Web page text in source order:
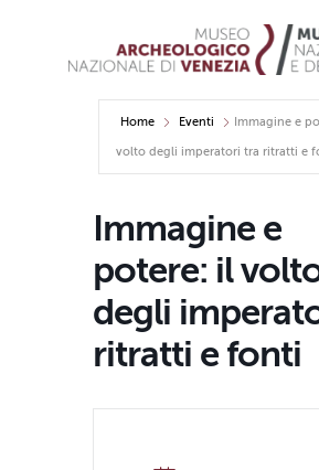
Home Eventi Immagine e
volto degli imperatori tra ritratti e
Immagine e
potere: il
degli
ritratti e fonti